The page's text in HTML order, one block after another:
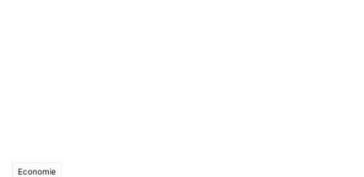
Economie